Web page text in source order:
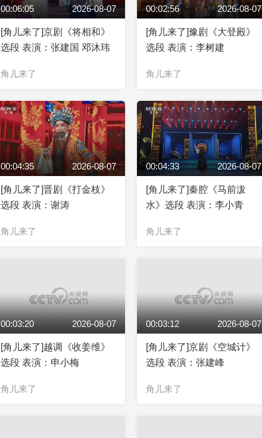
00:06:05 2026-08-07
[角儿来了]京剧《将相和》
选段 表演：张建国 邓沐玮
角儿来了
00:02:56 2026-08-07
[角儿来了]豫剧《大登殿》
选段 表演：李树建
角儿来了
00:04:35 2026-08-07
[角儿来了]晋剧《打金枝》
选段 表演：谢涛
角儿来了
00:04:33 2026-08-07
[角儿来了]秦腔《马前泼
水》选段 表演：李小青
角儿来了
00:03:20 2026-08-07
[角儿来了]越调《收姜维》
选段 表演：申小梅
角儿来了
00:03:12 2026-08-07
[角儿来了]京剧《空城计》
选段 表演：张建峰
角儿来了